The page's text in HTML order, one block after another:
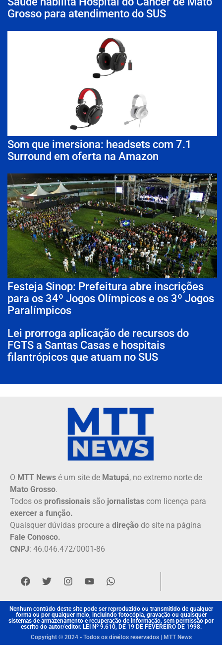
Grosso para atendimento do SUS
Som que imersiona: headsets com 7.1
Surround em oferta na Amazon
Festeja Sinop: Prefeitura abre inscrições
para os 34º Jogos Olímpicos e os 3º Jogos
Paralímpicos
Lei prorroga aplicação de recursos do
FGTS a Santas Casas e hospitais
filantrópicos que atuam no SUS
O MTT News é um site de Matupá, no extremo norte de
Mato Grosso.
Todos os profissionais são jornalistas com licença para
exercer a função.
Quaisquer dúvidas procure a direção do site na página
Fale Conosco.
CNPJ: 46.046.472/0001-86
Nenhum contúdo deste site pode ser reproduzido ou transmitido de qualquer
forma ou por qualquer meio, incluindo fotocópia, gravação ou quaisquer
sistemas de armazenamento e recuperação de informação, sem permissão por
escrito do autor/editor. LEI Nº 9.610, DE 19 DE FEVEREIRO DE 1998.
Copyright © 2024 - Todos os direitos reservados | MTT News